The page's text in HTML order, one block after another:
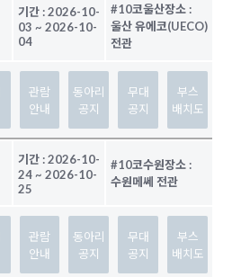
기간 :2026-10-
03 ~ 2026-10-
04
#10코울산장소 :
울산 유에코(UECO)
전관
관람
안내
동아리
공지
무대
공지
부스
배치도
기간 :2026-10-
24~ 2026-10-
25
#10코수원장소 :
수원메쎄 전관
관람
안내
동아리
공지
무대
공지
부스
배치도